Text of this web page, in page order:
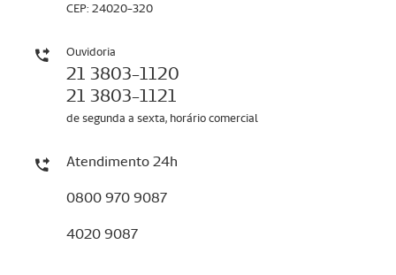
CEP: 24020-320
Ouvidoria
21 3803-1120
21 3803-1121
de segunda a sexta, horário comercial
Atendimento 24h
0800 970 9087
4020 9087